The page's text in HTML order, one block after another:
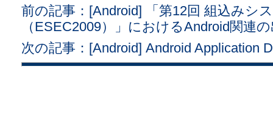
前の記事：[Android] 「第12回 組込みシ
（ESEC2009）」におけるAndroid関連
次の記事：[Android] Android Application